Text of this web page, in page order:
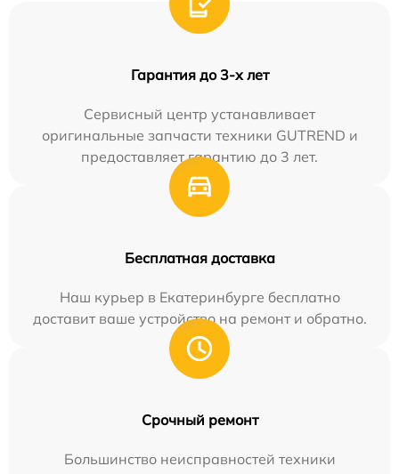
Гарантия до 3-х лет
Сервисный центр устанавливает
оригинальные запчасти техники GUTREND и
предоставляет гарантию до 3 лет.
Бесплатная доставка
Наш курьер в Екатеринбурге бесплатно
доставит ваше устройство на ремонт и обратно.
Срочный ремонт
Большинство неисправностей техники